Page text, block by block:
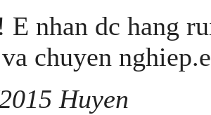
nhan dc hang
chuyen
Huyen